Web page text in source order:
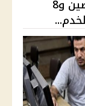
إسقاط الجنسية المصرية عن شخصين و8